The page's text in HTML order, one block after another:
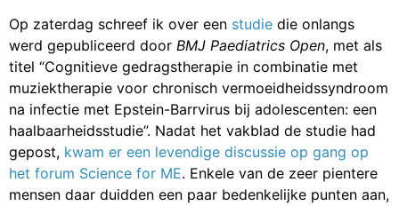
Op zaterdag schreef ik over een studie die onlangs
werd gepubliceerd door BMJ Paediatrics Open, met als
titel “Cognitieve gedragstherapie in combinatie met
muziektherapie voor chronisch vermoeidheidssyndroom
na infectie met Epstein-Barrvirus bij adolescenten: een
haalbaarheidsstudie”. Nadat het vakblad de studie had
gepost, kwam er een levendige discussie op gang op
het forum Science for ME. Enkele van de zeer pientere
mensen daar duidden een paar bedenkelijke punten aan,